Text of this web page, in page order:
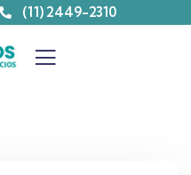
(11) 2449-2310